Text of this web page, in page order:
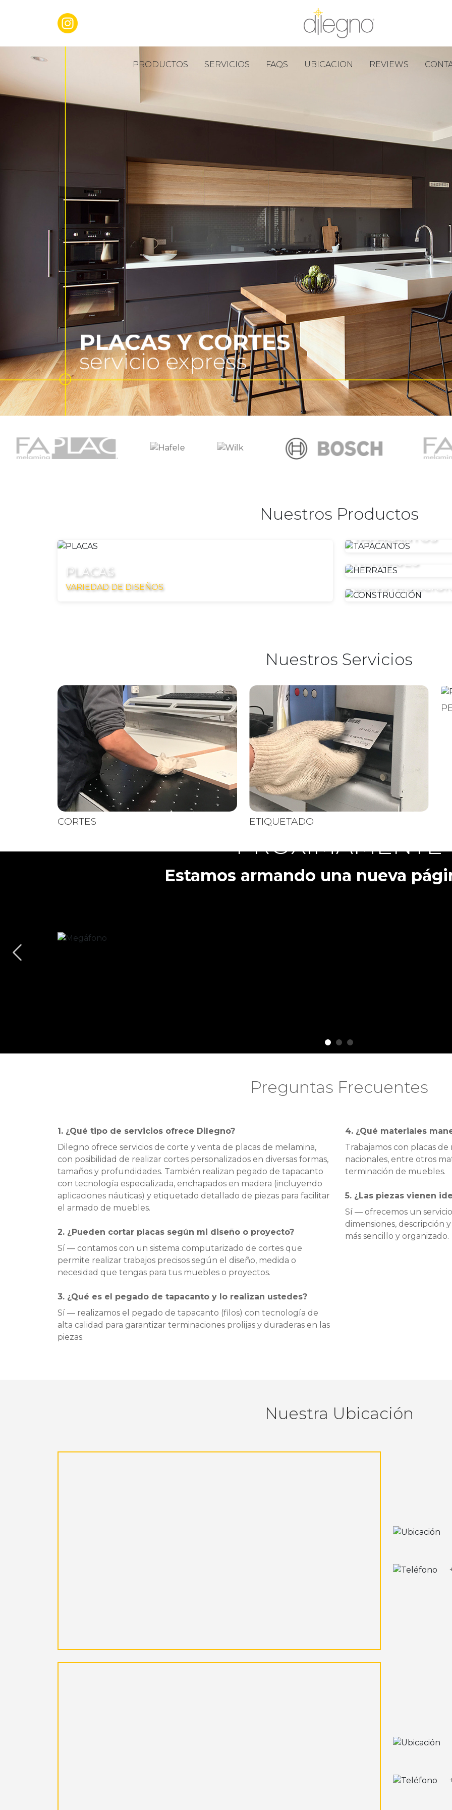
placas y cortesPRODUCTOS SERVICIOS FAQS UBICACION REVIEWS
Nuestros Productos
PLACAS
VARIEDAD DE DISEÑOS
TAPACANTOS
HERRAJES
Nuestros Servicios
CORTES ETIQUETADO
PRÓXIMAMENTE
Nuevos productos y servicios
Anterior
Preguntas Frecuentes
1. ¿Qué tipo de servicios ofrece Dilegno?
Dilegno ofrece servicios de corte y venta de placas de melamina,
con posibilidad de realizar cortes personalizados en diversas formas,
tamaños y profundidades. También realizan pegado de tapacanto
con tecnología especializada, enchapados en madera (incluyendo
aplicaciones náuticas) y etiquetado detallado de piezas para facilitar
el armado de muebles.
2. ¿Pueden cortar placas según mi diseño o proyecto?
Sí — contamos con un sistema computarizado de cortes que
permite realizar trabajos precisos según el diseño, medida o
necesidad que tengas para tus muebles o proyectos.
3. ¿Qué es el pegado de tapacanto y lo realizan ustedes?
Sí — realizamos el pegado de tapacanto (filos) con tecnología de
alta calidad para garantizar terminaciones prolijas y duraderas en las
piezas.
4. ¿Qué materiales
Trabajamos con placas
nacionales, entre otros
terminación de muebles.
5. ¿Las piezas vienen
Sí — ofrecemos un
dimensiones, descripción
más sencillo y organizado.
Nuestra Ubicación